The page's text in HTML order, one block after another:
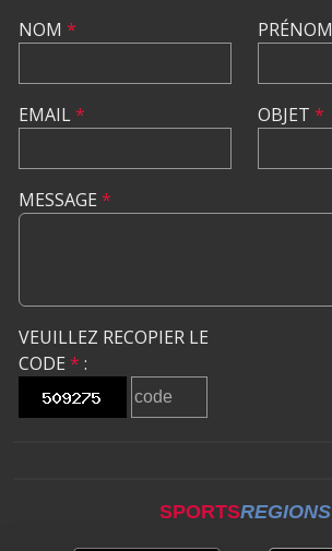
NOM *
EMAIL*
PRÉNOM
OBJET *
MESSAGE *
VEUILLEZ RECOPIER LE
CODE * :
SPORTSREGIONS